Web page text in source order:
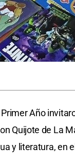
Año
Quijote de La
y literatura, en